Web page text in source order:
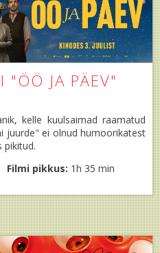
"ÖÖ JA PÄEV"
kelle kuulsaimad raamatud
juurde" ei olnud humoorikatest
pikitud.
Filmi pikkus: 1h 35 min